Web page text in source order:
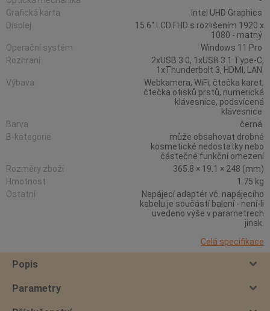
Grafická karta
Intel UHD Graphics
Displej
15.6" LCD FHD s rozlišením 1920 x
1080 - matný
Operační systém
Windows 11 Pro
Rozhraní
2xUSB 3.0, 1xUSB 3.1 Type-C,
1xThunderbolt 3, HDMI, LAN
Výbava
Webkamera, WiFi, čtečka karet,
čtečka otisků prstů, numerická
klávesnice, podsvícená
klávesnice
Barva
černá
B-kategorie
může obsahovat drobné
kosmetické nedostatky nebo
částečné funkční omezení
Rozměry zboží
365.8 × 19.1 × 248 (mm)
Hmotnost
1.75 kg
Ostatní
Napájecí adaptér vč. napájecího
kabelu je součástí balení - není-li
uvedeno výše v parametrech
jinak.
Celá specifikace
Popis
Parametry